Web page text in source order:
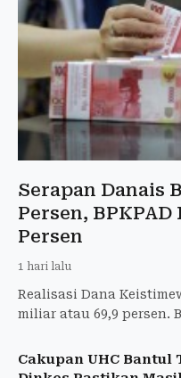
Serapan Danais
Persen,
Persen
1 hari lalu
Realisasi Dana
miliar atau 69,9 persen.
Cakupan UHC Bantul